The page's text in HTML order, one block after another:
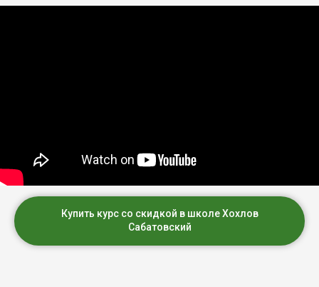
Купить курс со скидкой в школе Хохлов
Сабатовский